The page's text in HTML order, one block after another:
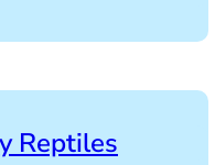
Reptiles